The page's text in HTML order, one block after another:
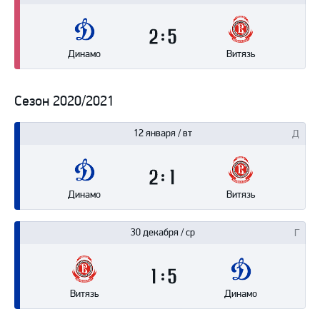
Динамо
2
Витязь
5
Сезон 2020/2021
12 января / вт
Динамо
2
Витязь
30 декабря / ср
Витязь
1
Динамо
5